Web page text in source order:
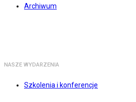
Archiwum
NASZE WYDARZENIA
Szkolenia i konferencje